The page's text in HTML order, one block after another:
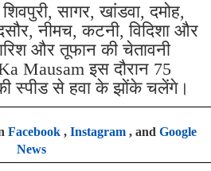
सागर, खांडवा, दमोह,
नीमच, कटनी, विदिशा और
और तूफान की चेतावनी
Mausam इस दौरान 75
स्पीड से हवा के झोंके चलेंगे।
Facebook, Instagram, and Google
News